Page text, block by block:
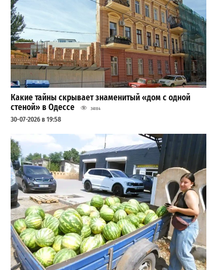
Какие тайны скрывает знаменитый «дом с одной
стеной» в Одессе
34184
30-07-2026 в 19:58